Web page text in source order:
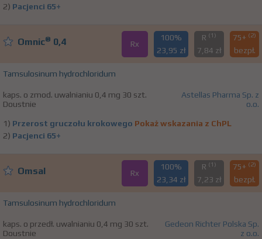
2) Pacjenci 65+
Omnic® 0,4 Rx
100%
23,95 zł
R (1)
7,84 zł
75+ (2)
bezpł.
Tamsulosinum hydrochloridum
kaps. o zmod. uwalnianiu 0,4 mg 30 szt.
Doustnie
Astellas Pharma Sp. z
o.o.
1) Przerost gruczołu krokowego Pokaż wskazania z ChPL
2) Pacjenci 65+
Omsal Rx
100%
23,34 zł
R (1)
7,23 zł
75+ (2)
bezpł.
Tamsulosinum hydrochloridum
kaps. o przedł. uwalnianiu 0,4 mg 30 szt.
Doustnie
Gedeon Richter Polska Sp.
z o.o.